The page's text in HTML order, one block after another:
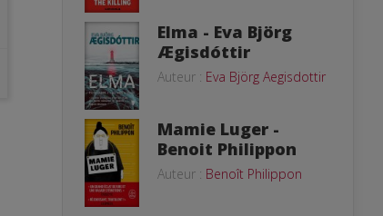
Elma - Eva Björg
Ægisdóttir
Auteur : Eva Björg Aegisdottir
Mamie Luger -
Benoit Philippon
Auteur : Benoît Philippon